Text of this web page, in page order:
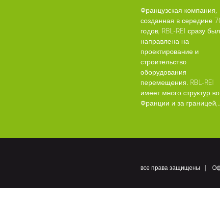
Французская компания,
созданная в середине
годов, RBL-REI сразу
направлена на
проектирование и
строительство
оборудования
перемещения. RBL-REI
имеет много структур во
Франции и за
все права защищены